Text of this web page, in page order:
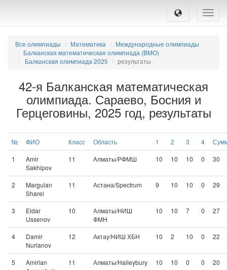
Toggle
Все олимпиады Математика
Международные олимпиады
Балканская математическая олимпиада (BMO)
Балканская олимпиада 2025
результаты
42-я Балканская математическая
олимпиада. Сараево, Босния и
Герцеговины, 2025 год, результаты
№ ФИО Класс Область 1 2 3 4
1
Amir
Sakhipov
11 Алматы/РФМШ 10 10 10 0 30
2
Margulan
Sharel
11 Астана/Spectrum 9 10 10 0 29
3
Eldar
Ussenov
10
Алматы/НИШ
ФМН
10 10 7 0 27
4
Damir
Nurlanov
12 Актау/НИШ ХБН 10 2 10 0 22
5
Amirlan
11 Алматы/Haileybury 10 10 0 0 20